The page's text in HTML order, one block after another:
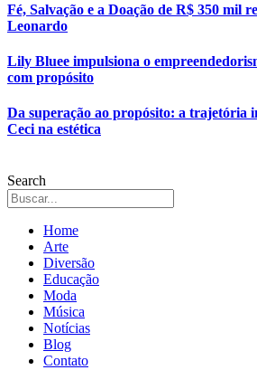
Fé, Salvação e a Doação de R$ 350 mil
Leonardo
Lily Bluee impulsiona o
com propósito
Da superação ao propósito: a trajetória
Ceci na estética
Search
Home
Arte
Diversão
Educação
Moda
Música
Notícias
Blog
Contato